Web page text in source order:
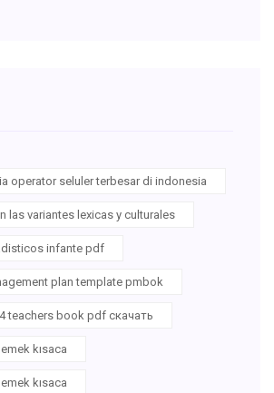
operator seluler terbesar di indonesia
las variantes lexicas y culturales
infante pdf
plan template pmbok
teachers book pdf скачать
kısaca
kısaca